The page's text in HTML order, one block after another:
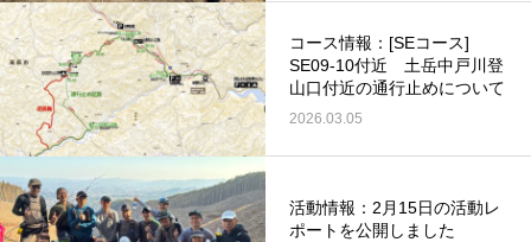
コース情報：[SEコース]
SE09-10付近 土岳中戸川登
山口付近の通行止めについて
2026.03.05
活動情報：2月15日の活動レ
ポートを公開しました